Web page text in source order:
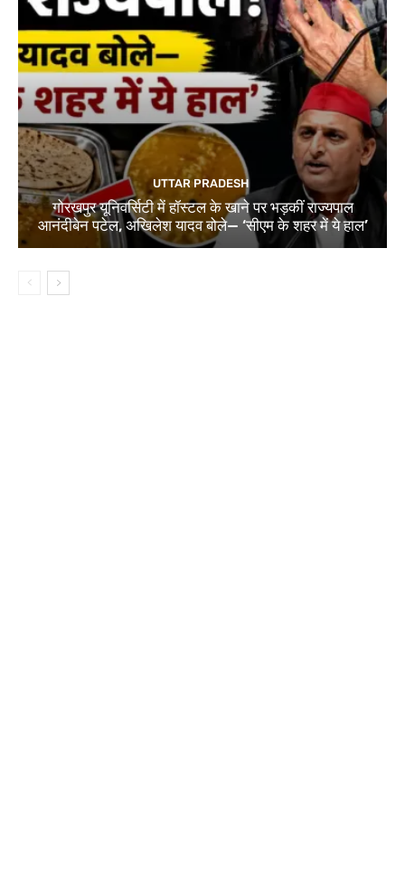
UTTAR PRADESH
गोरखपुर यूनिवर्सिटी में हॉस्टल के खाने पर भड़कीं राज्यपाल
आनंदीबेन पटेल, अखिलेश यादव बोले— ‘सीएम के शहर में ये हाल’